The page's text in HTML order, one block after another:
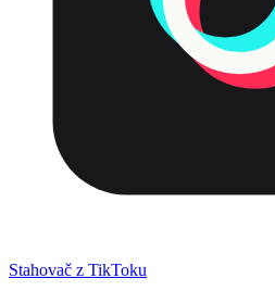
Stahovač z TikToku